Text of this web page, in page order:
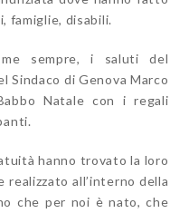
famiglie, disabili.
sempre, i saluti del
Sindaco di Genova Marco
Natale con i regali
hanno trovato la loro
realizzato all’interno della
che per noi è nato, che